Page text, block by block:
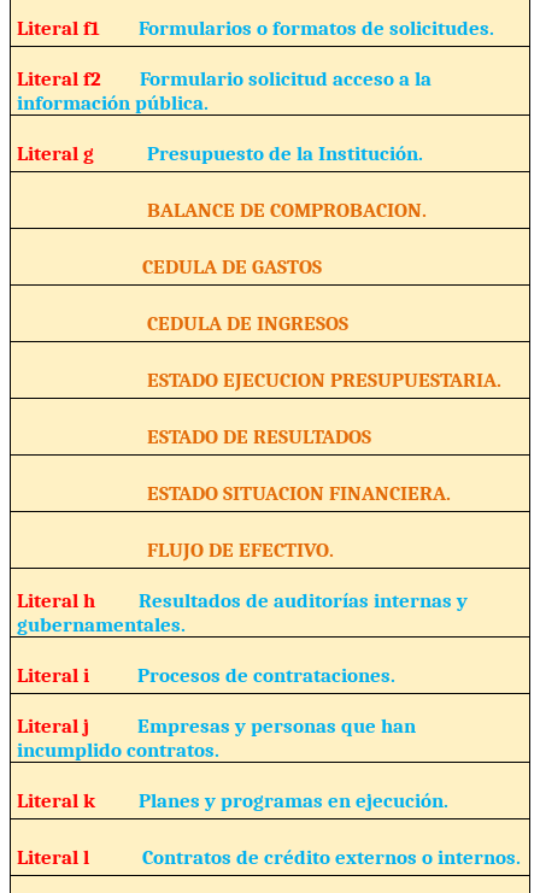
Literal f1 Formularios o formatos de solicitudes.
Literal f2 Formulario solicitud acceso a la
información pública.
Literal g Presupuesto de la Institución.
BALANCE DE COMPROBACION.
CEDULA DE GASTOS
CEDULA DE INGRESOS
ESTADO EJECUCION PRESUPUESTARIA.
ESTADO DE RESULTADOS
ESTADO SITUACION FINANCIERA.
FLUJO DE EFECTIVO.
Literal h Resultados de auditorías internas y
gubernamentales.
Literal i Procesos de contrataciones.
Literal j Empresas y personas que han
incumplido contratos.
Literal k Planes y programas en ejecución.
Literal l Contratos de crédito externos o internos.